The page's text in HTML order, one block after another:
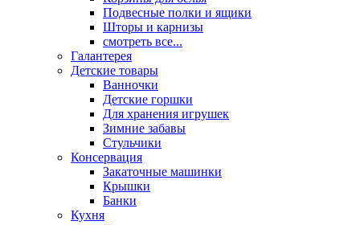
Подвесные полки и ящики
Шторы и карнизы
смотреть все...
Галантерея
Детские товары
Ванночки
Детские горшки
Для хранения игрушек
Зимние забавы
Стульчики
Консервация
Закаточные машинки
Крышки
Банки
Кухня